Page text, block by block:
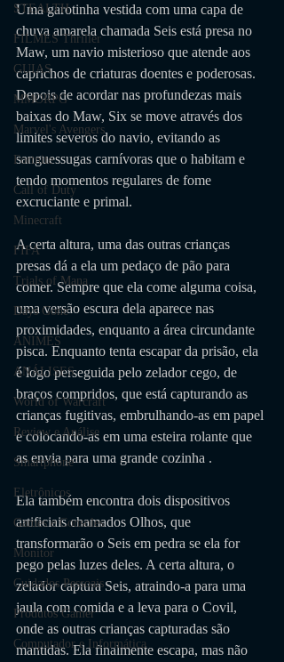
STEALTH
FILMES Thriller
GUIAS
MMORPG
Marvel's Avengers
Fortnite
Call of Duty
Minecraft
FIFA
Trials of Mana
Days Gone
ANIMES
ANÁLISES
World of Warcraft
Review e Análise
Smartphone
Eletrônicos
Games e Consoles
Monitor
Cuidados Pessoais
Produtos Gamer
Computador e Informática
Uma garotinha vestida com uma capa de
chuva amarela chamada Seis está presa no
Maw, um navio misterioso que atende aos
caprichos de criaturas doentes e poderosas.
Depois de acordar nas profundezas mais
baixas do Maw, Six se move através dos
limites severos do navio, evitando as
sanguessugas carnívoras que o habitam e
tendo momentos regulares de fome
excruciante e primal.
A certa altura, uma das outras crianças
presas dá a ela um pedaço de pão para
comer. Sempre que ela come alguma coisa,
uma versão escura dela aparece nas
proximidades, enquanto a área circundante
pisca. Enquanto tenta escapar da prisão, ela
é logo perseguida pelo zelador cego, de
braços compridos, que está capturando as
crianças fugitivas, embrulhando-as em papel
e colocando-as em uma esteira rolante que
as envia para uma grande cozinha .
Ela também encontra dois dispositivos
artificiais chamados Olhos, que
transformarão o Seis em pedra se ela for
pego pelas luzes deles. A certa altura, o
zelador captura Seis, atraindo-a para uma
jaula com comida e a leva para o Covil,
onde as outras crianças capturadas são
mantidas. Ela finalmente escapa, mas não